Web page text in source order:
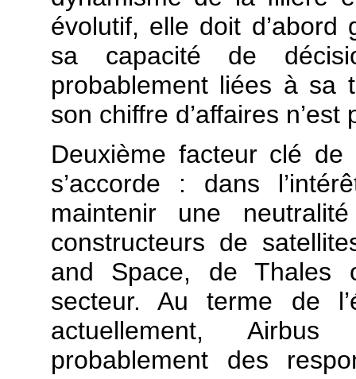
évolutif, elle doit
sa capacité de
probablement liées à sa
son chiffre d’affaires
Deuxième facteur clé
s’accorde : dans
maintenir une
constructeurs de
and Space, de Thales
secteur. Au terme de
actuellement,
probablement des